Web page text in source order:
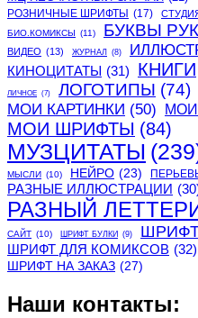
РОЗНИЧНЫЕ ШРИФТЫ (17)
БИО.КОМИКСЫ (11) БУКВЫ
ВИДЕО (13) ЖУРНАЛ (8)
КИНОЦИТАТЫ (31) КНИГИ
ЛИЧНОЕ (7) ЛОГОТИПЫ (74)
МОИ КАРТИНКИ (50)
МОИ ШРИФТЫ (84)
МУЗЦИТАТЫ
МЫСЛИ (10) НЕЙРО (23)
РАЗНЫЕ ИЛЛЮСТРАЦИИ
РАЗНЫЙ
САЙТ (10) ШРИФТ БУЛКИ (9)
ШРИФТ ДЛЯ КОМИКСОВ (32)
ШРИФТ НА ЗАКАЗ (27)
Наши контакты: